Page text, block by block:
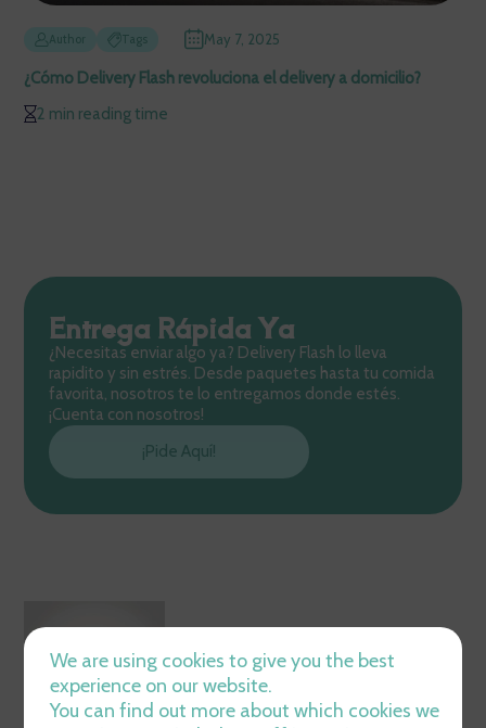
Author Tags May 7, 2025
¿Cómo Delivery Flash revoluciona el delivery a domicilio?
2 min reading time
Entrega Rápida Ya
¿Necesitas enviar algo ya? Delivery Flash lo lleva
rapidito y sin estrés. Desde paquetes hasta tu comida
favorita, nosotros te lo entregamos donde estés.
¡Cuenta con nosotros!
¡Pide Aquí!
We are using cookies to give you the best
experience on our website.
You can find out more about which cookies we